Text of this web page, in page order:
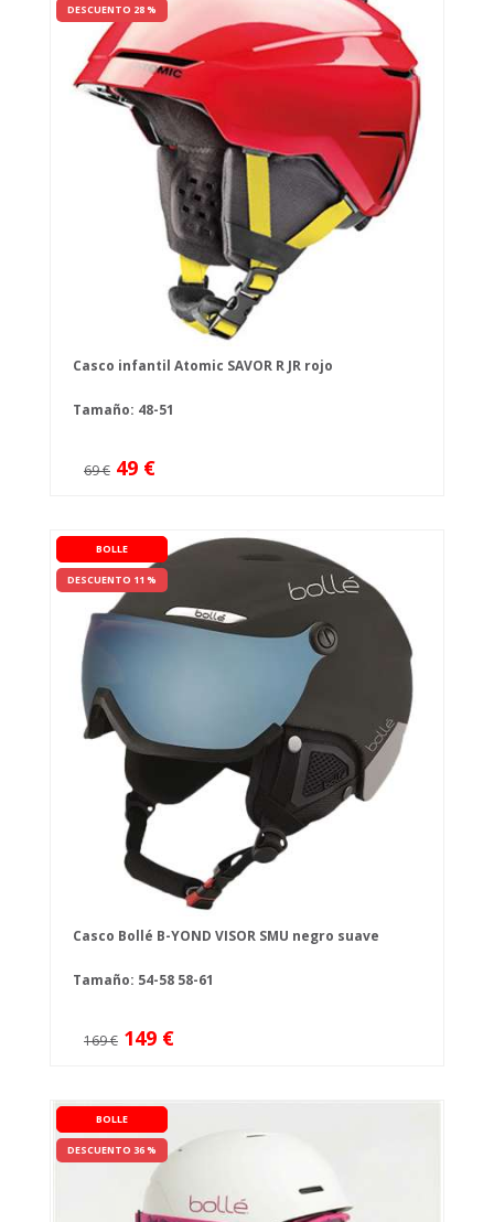
DESCUENTO 28 %
Casco infantil Atomic SAVOR R JR rojo
Tamaño: 48-51
69 € 49 €
BOLLE
DESCUENTO 11 %
Casco Bollé B-YOND VISOR SMU negro suave
Tamaño: 54-58 58-61
169 € 149 €
BOLLE
DESCUENTO 36 %